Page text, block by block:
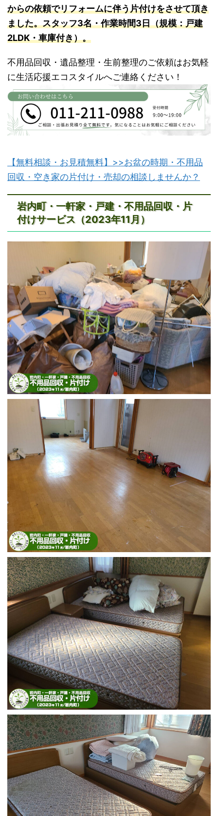
からの依頼でリフォームに伴う片付けをさせて頂き
ました。スタッフ3名・作業時間3日（規模：戸建
2LDK・車庫付き）。
不用品回収・遺品整理・生前整理のご依頼はお気軽
に生活応援エコスタイルへご連絡ください！
【無料相談・お見積無料】>>お盆の時期・不用品
回収・空き家の片付け・売却の相談しませんか？
岩内町・一軒家・戸建・不用品回収・片
付けサービス（2023年11月）